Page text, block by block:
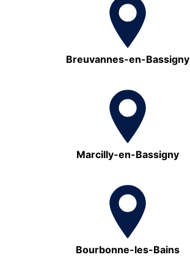
Breuvannes-en-Bassigny
Marcilly-en-Bassigny
Bourbonne-les-Bains